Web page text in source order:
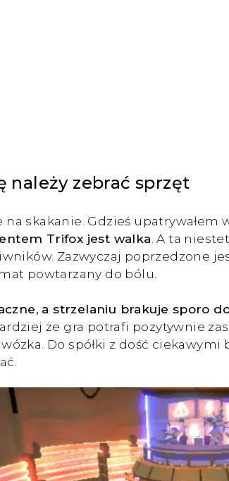
należy zebrać sprzęt
skakanie. Gdzieś
Trifox jest walka . A ta
Zazwyczaj poprzedzone
powtarzany do bólu.
a strzelaniu brakuje sporo
że gra potrafi pozytywnie
Do spółki z dość